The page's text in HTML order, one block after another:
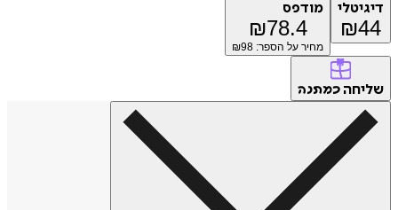
דיגיטלי
₪44
מודפס
₪78.4
מחיר על הספר: ₪ 98
שליחה כמתנה